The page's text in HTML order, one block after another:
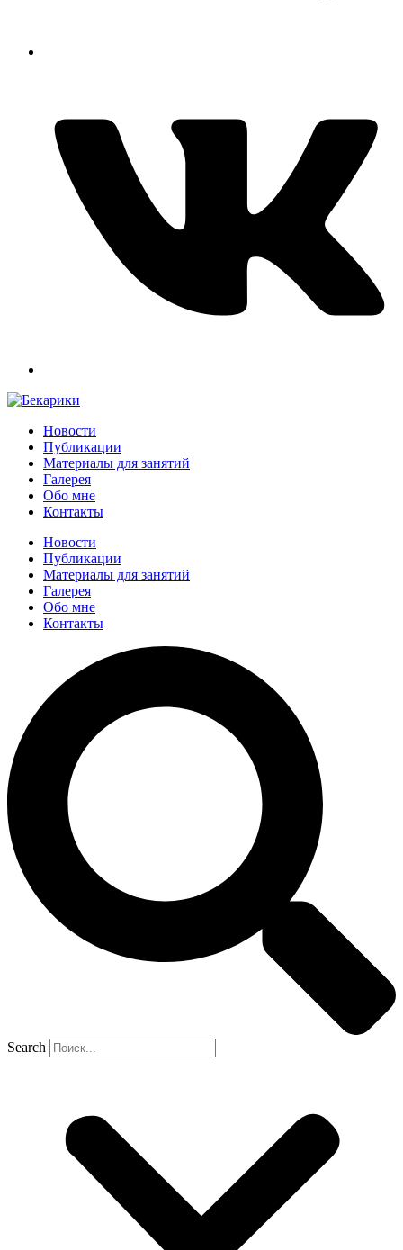
Новости
Публикации
Материалы для занятий
Галерея
Обо мне
Контакты
Новости
Публикации
Материалы для занятий
Галерея
Обо мне
Контакты
Search